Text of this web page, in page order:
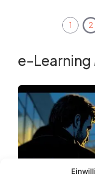
e-Learning